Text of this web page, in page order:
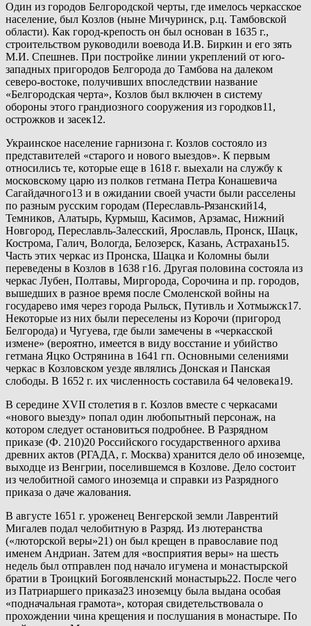
Один из городов Белгородской черты, где имелось черкасское
население, был Козлов (ныне Мичуринск, р.ц. Тамбовской
области). Как город-крепость он был основан в 1635 г.,
строительством руководили воевода И.В. Биркин и его зять
М.И. Спешнев. При постройке линии укреплений от юго-
западных пригородов Белгорода до Тамбова на далеком
северо-востоке, получивших впоследствии название
«Белгородская черта», Козлов был включен в систему
обороны этого грандиозного сооружения из городков11,
острожков и засек12.
Украинское население гарнизона г. Козлов состояло из
представителей «старого и нового выездов». К первым
относились те, которые еще в 1618 г. выехали на службу к
московскому царю из полков гетмана Петра Конашевича
Сагайдачного13 и в ожидании своей участи были расселены
по разным русским городам (Переславль-Рязанский14,
Темников, Алатырь, Курмыш, Касимов, Арзамас, Нижний
Новгород, Переславль-Залесский, Ярославль, Пронск, Шацк,
Кострома, Галич, Вологда, Белозерск, Казань, Астрахань15.
Часть этих черкас из Пронска, Шацка и Коломны были
переведены в Козлов в 1638 г16. Другая половина состояла из
черкас Лубен, Полтавы, Миргорода, Сорочина и пр. городов,
вышедших в разное время после Смоленской войны на
государево имя через города Рыльск, Путивль и Хотмыжск17.
Некоторые из них были переселены из Корочи (пригород
Белгорода) и Чугуева, где были замечены в «черкасской
измене» (вероятно, имеется в виду восстание и убийство
гетмана Яцко Острянина в 1641 гп. Основными селениями
черкас в Козловском уезде являлись Донская и Панская
слободы. В 1652 г. их численность составила 64 человека19.
В середине XVII столетия в г. Козлов вместе с черкасами
«нового выезду» попал один любопытный персонаж, на
котором следует остановиться подробнее. В Разрядном
приказе (Ф. 210)20 Российского государственного архива
древних актов (РГАДА, г. Москва) хранится дело об иноземце,
выходце из Венгрии, поселившемся в Козлове. Дело состоит
из челобитной самого иноземца и справки из Разрядного
приказа о даче жалования.
В августе 1651 г. уроженец Венгерской земли Лаврентий
Мигалев подал челобитную в Разряд. Из лютеранства
(«люторской веры»21) он был крещен в православие под
именем Андриан. Затем для «восприятия веры» на шесть
недель был отправлен под начало игумена и монастырской
братии в Троицкий Богоявленский монастырь22. После чего
из Патриаршего приказа23 иноземцу была выдана особая
«подначальная грамота», которая свидетельствовала о
прохождении чина крещения и послушания в монастыре. По